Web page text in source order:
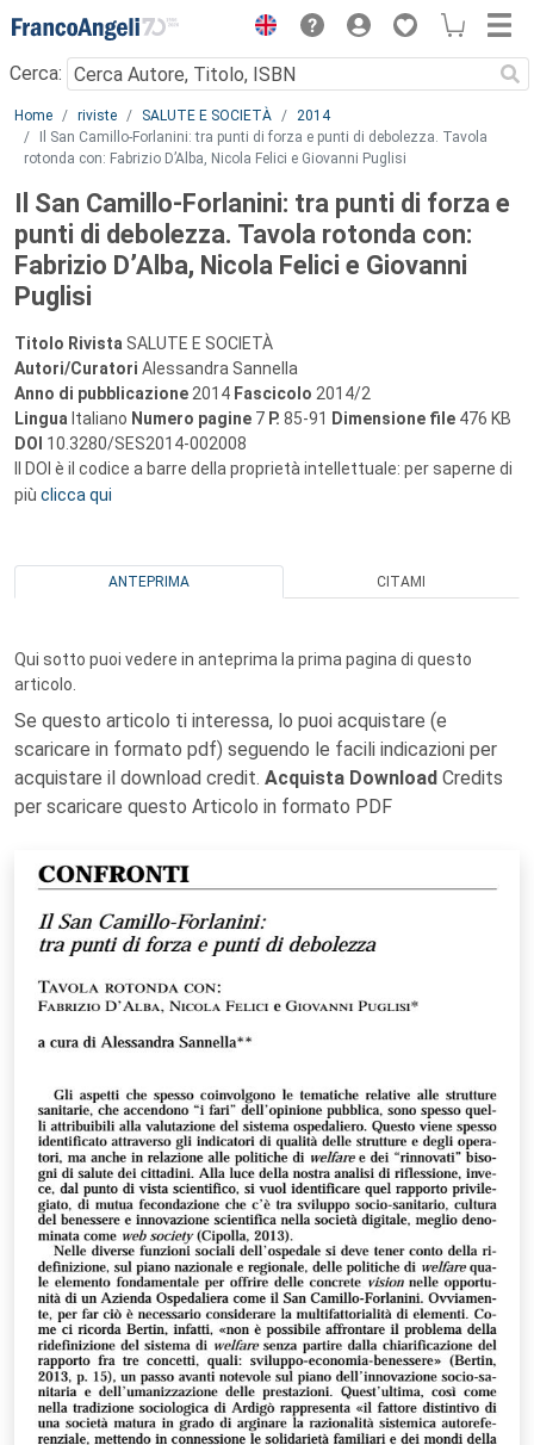
Menu
Cerca:
Main content
Home riviste SALUTE E SOCIETÀ
2014
Il San Camillo-Forlanini: tra punti di forza e punti di debolezza. Tavola
rotonda con: Fabrizio D’Alba, Nicola Felici e Giovanni Puglisi
Il San Camillo-Forlanini: tra punti di forza e
punti di debolezza. Tavola rotonda con:
Fabrizio D’Alba, Nicola Felici e Giovanni
Puglisi
Titolo Rivista SALUTE E SOCIETÀ
Autori/Curatori Alessandra Sannella
Anno di pubblicazione 2014 Fascicolo 2014/2
Lingua Italiano Numero pagine 7 P. 85-91 Dimensione file 476 KB
DOI 10.3280/SES2014-002008
Il DOI è il codice a barre della proprietà intellettuale: per saperne di
più clicca qui
ANTEPRIMA CITAMI
Qui sotto puoi vedere in anteprima la prima pagina di questo
articolo.
Se questo articolo ti interessa, lo puoi acquistare (e
scaricare in formato pdf) seguendo le facili indicazioni per
acquistare il download credit. Acquista Download Credits
per scaricare questo Articolo in formato PDF